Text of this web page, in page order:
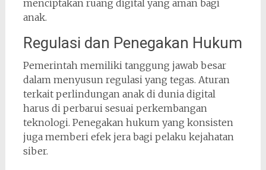
menciptakan ruang digital yang aman bagi
anak.
Regulasi dan Penegakan Hukum
Pemerintah memiliki tanggung jawab besar
dalam menyusun regulasi yang tegas. Aturan
terkait perlindungan anak di dunia digital
harus di perbarui sesuai perkembangan
teknologi. Penegakan hukum yang konsisten
juga memberi efek jera bagi pelaku kejahatan
siber.